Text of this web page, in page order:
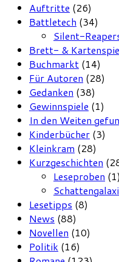
Auftritte (26)
Battletech (34)
Silent-
Brett- &
Buchmarkt (14)
Für Autoren (28)
Gedanken (38)
Gewinnspiele (1)
In den Weiten
Kinderbücher (3)
Kleinkram (28)
Kurzgeschichten
Leseproben (1)
Lesetipps (8)
News (88)
Novellen (10)
Politik (16)